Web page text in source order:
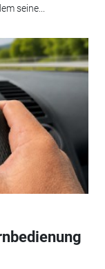
seine...